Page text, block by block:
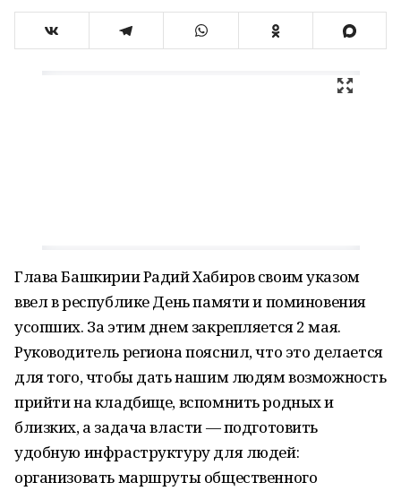
Глава Башкирии Радий Хабиров своим указом
ввел в республике День памяти и поминовения
усопших. За этим днем закрепляется 2 мая.
Руководитель региона пояснил, что это делается
для того, чтобы дать нашим людям возможность
прийти на кладбище, вспомнить родных и
близких, а задача власти — подготовить
удобную инфраструктуру для людей:
организовать маршруты общественного